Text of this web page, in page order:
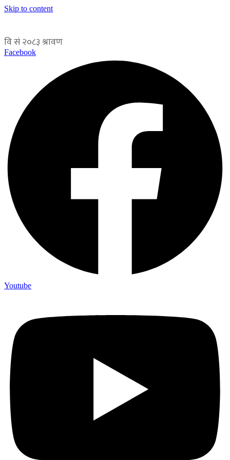
Skip to content
Facebook
Youtube